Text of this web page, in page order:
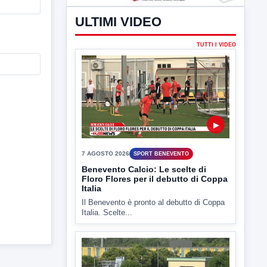
ULTIMI VIDEO
TUTTI I VIDEO
7 AGOSTO 2026 SPORT BENEVENTO
Benevento Calcio: Le scelte di